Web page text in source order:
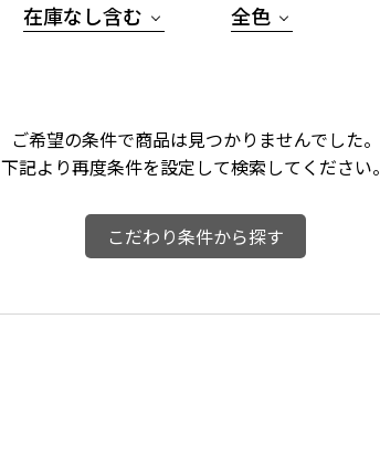
在庫なし含む 全色
ご希望の条件で商品は見つかりませんでした。
下記より再度条件を設定して検索してください。
こだわり条件から探す